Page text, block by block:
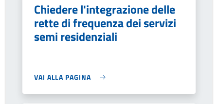
Chiedere l'integrazione delle
rette di frequenza dei servizi
semi residenziali
VAI ALLA PAGINA